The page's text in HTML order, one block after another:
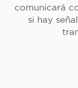
comunicará
si hay